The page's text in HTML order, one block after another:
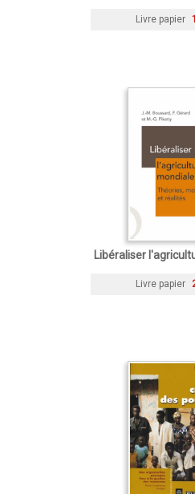
Livre papier
Libéraliser
Livre papier